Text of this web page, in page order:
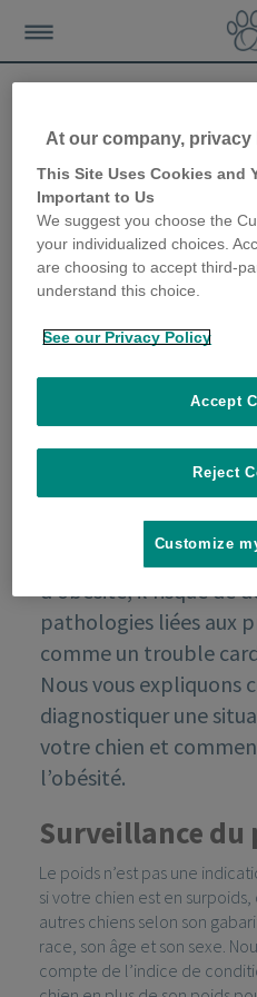
Comment
chien est
6th February 2023
Si votre chien est en
d’obésité, il risque de
pathologies liées aux
comme un trouble
Nous vous expliquons
diagnostiquer une
votre chien et
l’obésité.
Surveillance du
Le poids n’est pas une
si votre chien est en
autres chiens selon son
race, son âge et son sexe.
compte de l’indice de
At our company,
This Site Uses Cookies and
Important to Us
We suggest you choose the
your individualized choices.
are choosing to accept third-
understand this choice.
See our Privacy Policy
Reject
Accept
Customize